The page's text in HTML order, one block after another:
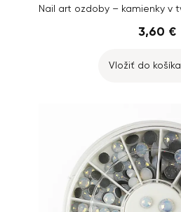
3,60 €
Vložiť do košíka